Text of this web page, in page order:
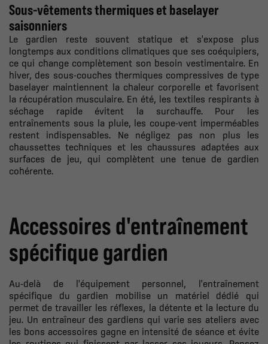
Sous-vêtements thermiques et baselayer
saisonniers
Le gardien reste souvent statique et s'expose plus
longtemps aux conditions climatiques que ses coéquipiers,
ce qui change complètement son besoin vestimentaire. En
hiver, des sous-couches thermiques compressives de type
baselayer maintiennent la chaleur corporelle et favorisent
la récupération musculaire. En été, les textiles respirants à
séchage rapide évitent la surchauffe. Pour les
entraînements sous la pluie, les coupe-vent imperméables
restent indispensables. Ne négligez pas non plus les
chaussettes techniques et les chaussures adaptées aux
surfaces de jeu, qui complètent une tenue de gardien
cohérente.
Accessoires d'entraînement
spécifique gardien
Au-delà de l'équipement personnel, l'entraînement
spécifique du gardien mobilise un matériel dédié qui
permet de travailler les réflexes, la détente et la lecture du
jeu. Un entraîneur des gardiens qui varie ses ateliers avec
les bons accessoires gagne en intensité de séance et évite